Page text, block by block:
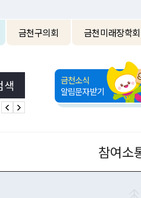
금천구의회 금천미래장학회
금천소식
알림문자받기
참여소